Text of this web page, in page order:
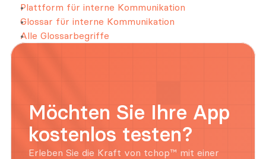
Plattform für interne Kommunikation
Glossar für interne Kommunikation
Alle Glossarbegriffe
Möchten Sie Ihre App
kostenlos testen?
Erleben Sie die Kraft von tchop™ mit einer